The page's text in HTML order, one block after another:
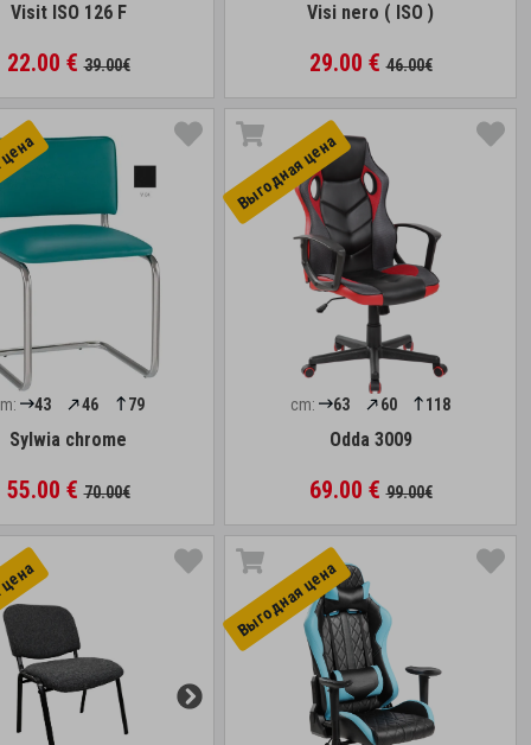
Visit ISO 126 F
22.00 €39.00€
Visi nero ( ISO )
29.00 €46.00€
43 46 79
Sylwia chrome
55.00 €70.00€
Выгоднaя цена
cm: 63 60 118
Odda 3009
69.00 €99.00€
Выгоднaя цена